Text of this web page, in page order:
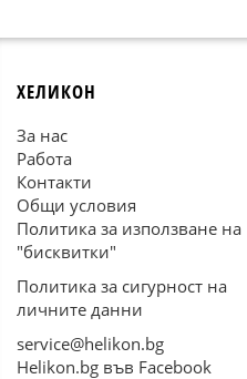
ХЕЛИКОН
За нас
Работа
Контакти
Общи условия
Политика за използване на
"бисквитки"
Политика за сигурност на
личните данни
service@helikon.bg
Helikon.bg във Facebook